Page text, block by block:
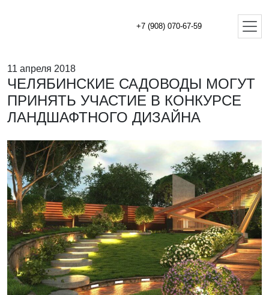
+7 (908) 070-67-59
11 апреля 2018
ЧЕЛЯБИНСКИЕ САДОВОДЫ МОГУТ
ПРИНЯТЬ УЧАСТИЕ В КОНКУРСЕ
ЛАНДШАФТНОГО ДИЗАЙНА